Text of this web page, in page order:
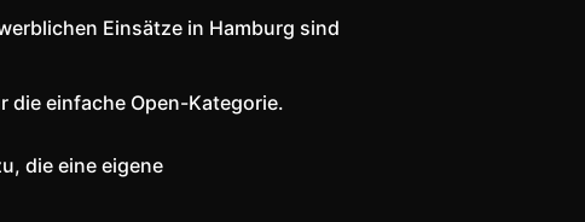
Einsätze in Hamburg sind
die einfache Open-Kategorie.
die eine eigene